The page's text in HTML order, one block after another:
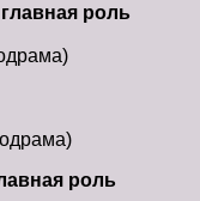
главная роль
роль